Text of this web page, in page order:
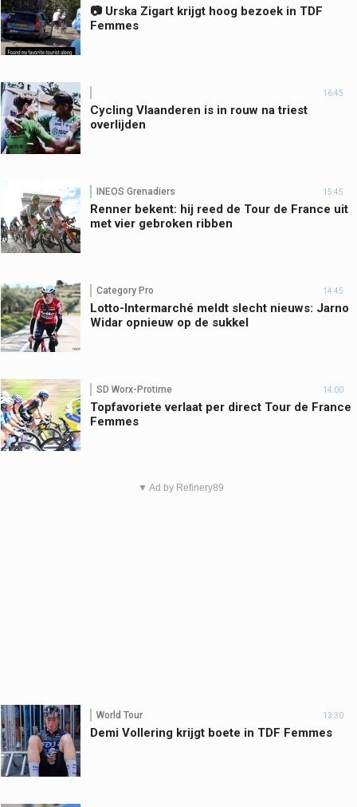
📷 Urska Zigart krijgt hoog bezoek in TDF
Femmes
16:45
Cycling Vlaanderen is in rouw na triest
overlijden
INEOS Grenadiers 15:45
Renner bekent: hij reed de Tour de France uit
met vier gebroken ribben
Category Pro 14:45
Lotto-Intermarché meldt slecht nieuws: Jarno
Widar opnieuw op de sukkel
SD Worx-Protime 14:00
Topfavoriete verlaat per direct Tour de France
Femmes
▼ Ad by Refinery89
World Tour 13:30
Demi Vollering krijgt boete in TDF Femmes